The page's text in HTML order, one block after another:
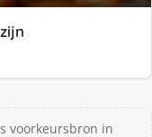
voorkeursbron in